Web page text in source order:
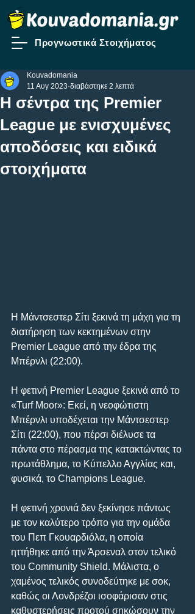
Προγνωστικά Στοιχήματος
Η σέντρα της Premier
League με ενισχυμένες
αποδόσεις και ειδικά
στοιχήματα
Kouvadomania
11 Αυγ 2023 διαβάστηκε 2 λεπτά
Η Μάντσεστερ Σίτι ξεκινά τη μάχη για τη
διατήρηση των κεκτημένων στην
Premier League από την έδρα της
Μπέρνλι (22:00).
Η φετινή Premier League ξεκινά από τo
«Turf Moor»: Εκεί, η νεοφώτιστη
Μπέρνλι υποδέχεται την Μάντσεστερ
Σίτι (22:00), που πέρσι διέλυσε τα
πάντα στο πέρασμα της κατακτώντας το
πρωτάθλημα, το Κύπελλο Αγγλίας και,
φυσικά, το Champions League.
Η φετινή χρονιά δεν ξεκίνησε πάντως
με τον καλύτερο τρόπο για την ομάδα
του Πεπ Γκουαρδιόλα, η οποία
ηττήθηκε από την Άρσεναλ στον τελικό
του Community Shield. Μάλιστα, ο
χαμένος τελικός συνοδεύτηκε με σοκ,
καθώς οι Λονδρέζοι ισοφάρισαν στις
καθυστερήσεις προτού σηκώσουν την